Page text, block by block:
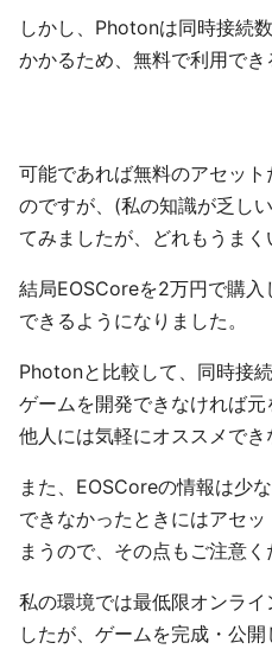
しかし、Photonは同時接続
かかるため、無料で利用でき
可能であれば無料のアセッ
のですが、(私の知識が乏し
てみましたが、どれもうまく
結局EOSCoreを2万円で購
できるようになりました。
Photonと比較して、同時接
ゲームを開発できなければ元
他人には気軽にオススメでき
また、EOSCoreの情報は少
できなかったときにはアセ
まうので、その点もご注意く
私の環境では最低限オンラ
したが、ゲームを完成・公